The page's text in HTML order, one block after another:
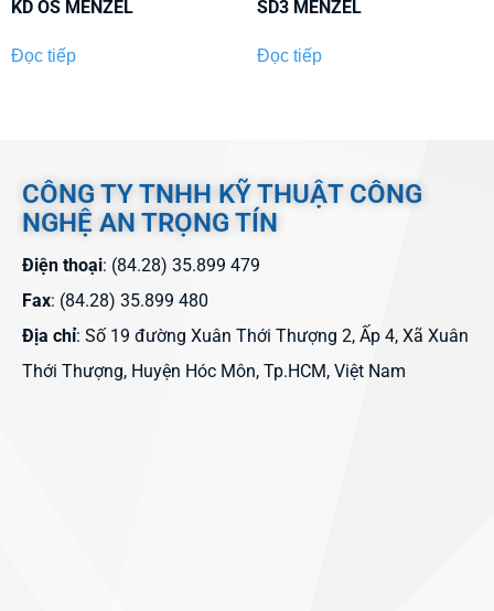
KD OS MENZEL
Đọc tiếp
SD3 MENZEL
Đọc tiếp
CÔNG TY TNHH KỸ THUẬT CÔNG
NGHỆ AN TRỌNG TÍN
Điện thoại: (84.28) 35.899 479
Fax: (84.28) 35.899 480
Địa chỉ: Số 19 đường Xuân Thới Thượng 2, Ấp 4, Xã Xuân
Thới Thượng, Huyện Hóc Môn, Tp.HCM, Việt Nam